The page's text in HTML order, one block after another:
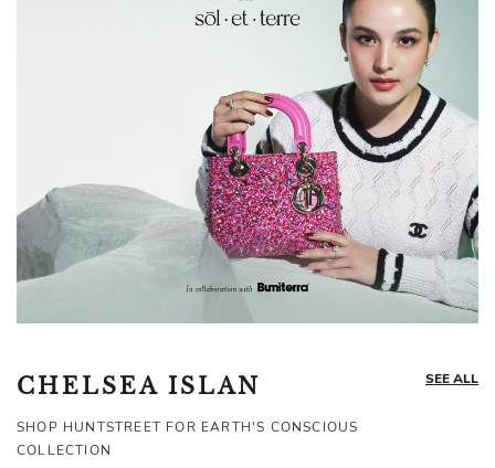
CHELSEA ISLAN
SHOP HUNTSTREET FOR EARTH'S CONSCIOUS
COLLECTION
SEE ALL